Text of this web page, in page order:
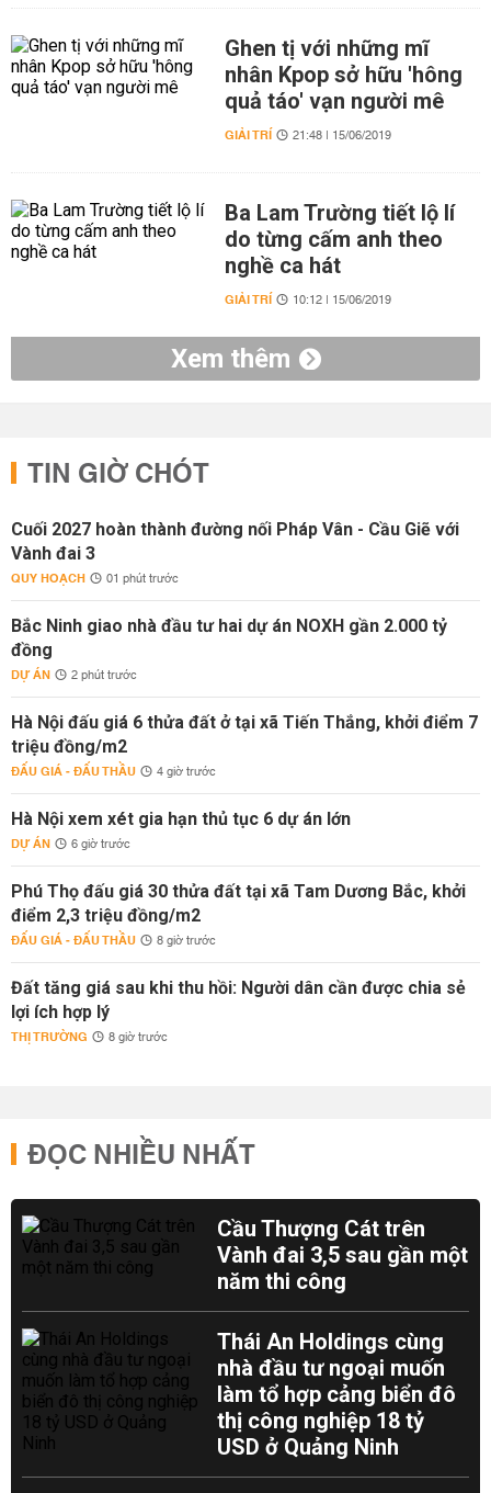
Ghen tị với những mĩ
nhân Kpop sở hữu 'hông
quả táo' vạn người mê
GIẢI TRÍ 21:48 | 15/06/2019
Ba Lam Trường tiết lộ lí
do từng cấm anh theo
nghề ca hát
GIẢI TRÍ 10:12 | 15/06/2019
Xem thêm
TIN GIỜ CHÓT
Cuối 2027 hoàn thành đường nối Pháp Vân - Cầu Giẽ với
Vành đai 3
QUY HOẠCH 01 phút trước
Bắc Ninh giao nhà đầu tư hai dự án NOXH gần 2.000 tỷ
đồng
DỰ ÁN 2 phút trước
Hà Nội đấu giá 6 thửa đất ở tại xã Tiến Thắng, khởi điểm 7
triệu đồng/m2
ĐẤU GIÁ - ĐẤU THẦU 4 giờ trước
Hà Nội xem xét gia hạn thủ tục 6 dự án lớn
DỰ ÁN 6 giờ trước
Phú Thọ đấu giá 30 thửa đất tại xã Tam Dương Bắc, khởi
điểm 2,3 triệu đồng/m2
ĐẤU GIÁ - ĐẤU THẦU 8 giờ trước
Đất tăng giá sau khi thu hồi: Người dân cần được chia sẻ
lợi ích hợp lý
THỊ TRƯỜNG 8 giờ trước
ĐỌC NHIỀU NHẤT
Cầu Thượng Cát trên
Vành đai 3,5 sau gần một
năm thi công
Thái An Holdings cùng
nhà đầu tư ngoại muốn
làm tổ hợp cảng biển đô
thị công nghiệp 18 tỷ
USD ở Quảng Ninh